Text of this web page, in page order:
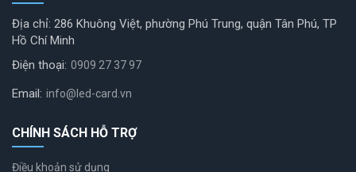
Địa chỉ: 286 Khuông Việt, phường Phú Trung, quận Tân Phú, TP
Hồ Chí Minh
Điện thoại: 0909 27 37 97
Email: info@led-card.vn
CHÍNH SÁCH HỖ TRỢ
Điều khoản sử dụng